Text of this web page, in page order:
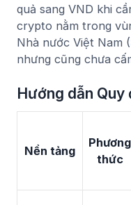
quả sang VND khi
crypto nằm trong
Nhà nước Việt Nam
nhưng cũng chưa
Hướng dẫn
Nền tảng
Phương
thức